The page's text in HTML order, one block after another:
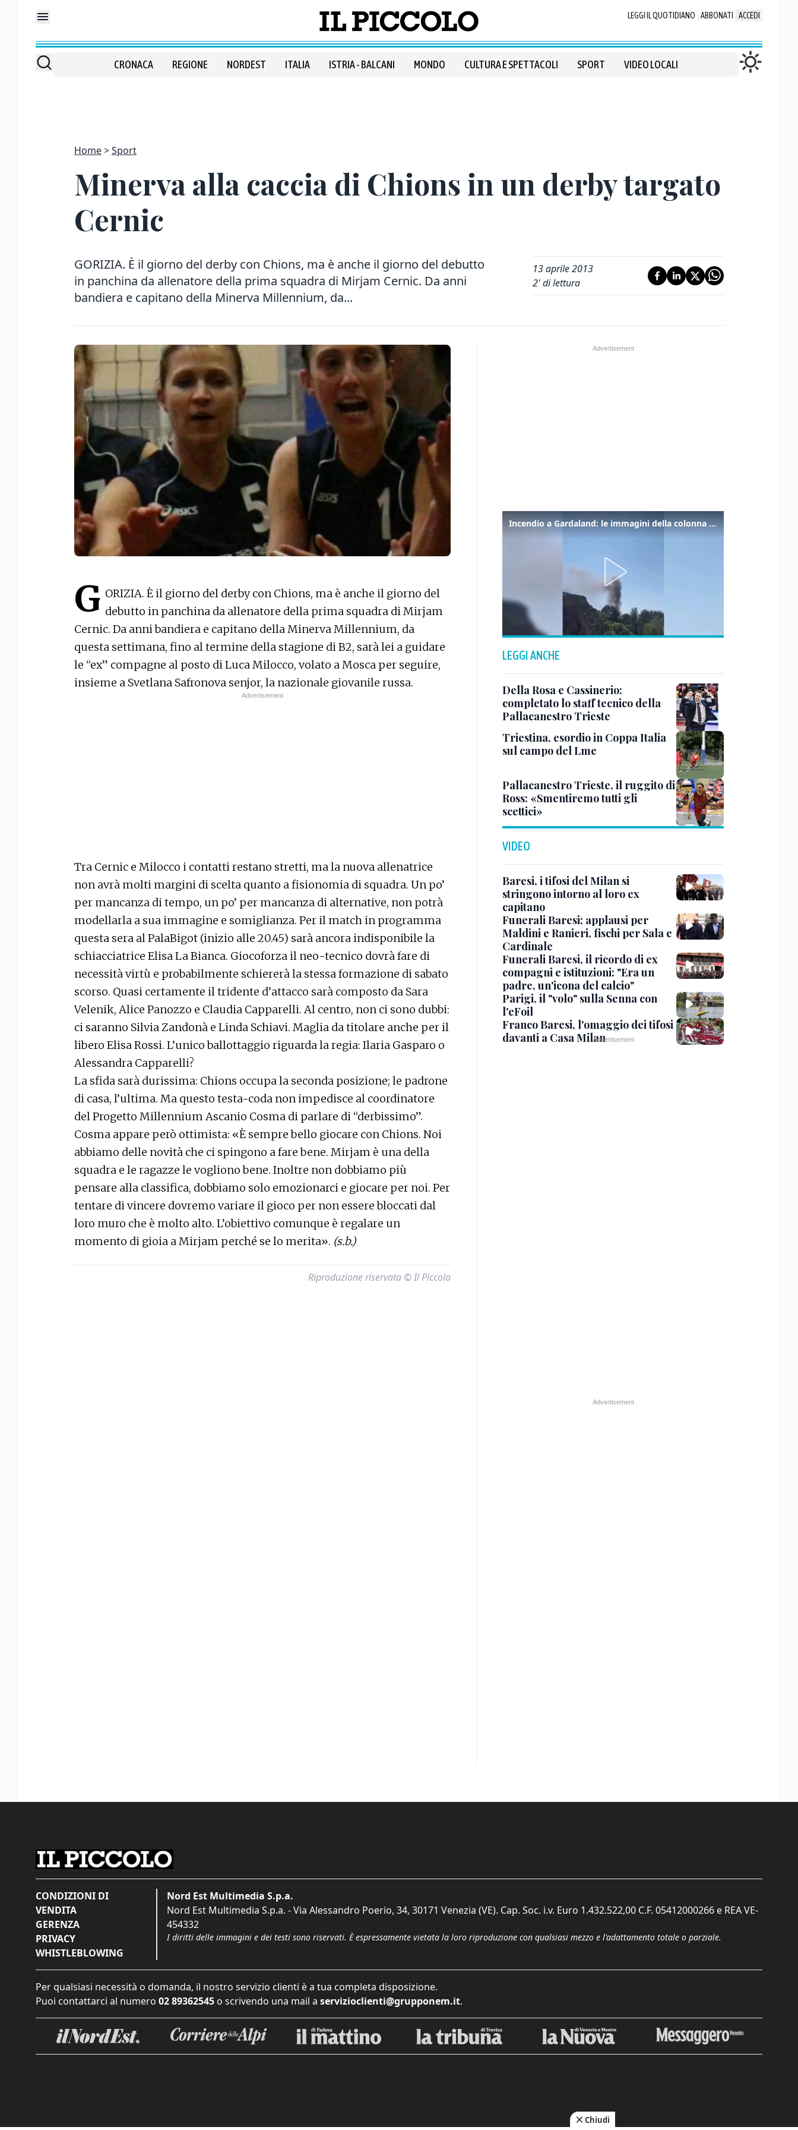
LEGGI IL QUOTIDIANO ABBONATI ACCEDI
CRONACA REGIONE NORDEST ITALIA ISTRIA - BALCANI MONDO CULTURA E SPETTACOLI SPORT VIDEO LOCALI
Home Sport
Minerva alla caccia di Chions in un derby targato
Cernic
GORIZIA. È il giorno del derby con Chions, ma è anche il giorno del debutto
in panchina da allenatore della prima squadra di Mirjam Cernic. Da anni
bandiera e capitano della Minerva Millennium, da...
13 aprile 2013
2' di lettura
G ORIZIA. È il giorno del derby con Chions, ma è anche il giorno del
debutto in panchina da allenatore della prima squadra di Mirjam
Cernic. Da anni bandiera e capitano della Minerva Millennium, da
questa settimana, fino al termine della stagione di B2, sarà lei a guidare
le “ex” compagne al posto di Luca Milocco, volato a Mosca per seguire,
insieme a Svetlana Safronova senjor, la nazionale giovanile russa.
Tra Cernic e Milocco i contatti restano stretti, ma la nuova allenatrice
non avrà molti margini di scelta quanto a fisionomia di squadra. Un po’
per mancanza di tempo, un po’ per mancanza di alternative, non potrà
modellarla a sua immagine e somiglianza. Per il match in programma
questa sera al PalaBigot (inizio alle 20.45) sarà ancora indisponibile la
schiacciatrice Elisa La Bianca. Giocoforza il neo-tecnico dovrà fare di
necessità virtù e probabilmente schiererà la stessa formazione di sabato
scorso. Quasi certamente il tridente d’attacco sarà composto da Sara
Velenik, Alice Panozzo e Claudia Capparelli. Al centro, non ci sono dubbi:
ci saranno Silvia Zandonà e Linda Schiavi. Maglia da titolare anche per il
libero Elisa Rossi. L’unico ballottaggio riguarda la regia: Ilaria Gasparo o
Alessandra Capparelli?
La sfida sarà durissima: Chions occupa la seconda posizione; le padrone
di casa, l’ultima. Ma questo testa-coda non impedisce al coordinatore
del Progetto Millennium Ascanio Cosma di parlare di “derbissimo”.
Cosma appare però ottimista: «È sempre bello giocare con Chions. Noi
abbiamo delle novità che ci spingono a fare bene. Mirjam è una della
squadra e le ragazze le vogliono bene. Inoltre non dobbiamo più
pensare alla classifica, dobbiamo solo emozionarci e giocare per noi. Per
tentare di vincere dovremo variare il gioco per non essere bloccati dal
loro muro che è molto alto. L’obiettivo comunque è regalare un
momento di gioia a Mirjam perché se lo merita». (s.b.)
Riproduzione riservata © Il Piccolo
Incendio a Gardaland: le immagini della colonna di fumo
LEGGI ANCHE
Della Rosa e Cassinerio:
completato lo staff tecnico della
Pallacanestro Trieste
Triestina, esordio in Coppa Italia
sul campo del Lme
Pallacanestro Trieste, il ruggito di
Ross: «Smentiremo tutti gli
scettici»
VIDEO
Baresi, i tifosi del Milan si
stringono intorno al loro ex
capitano
Funerali Baresi: applausi per
Maldini e Ranieri, fischi per Sala e
Cardinale
Funerali Baresi, il ricordo di ex
compagni e istituzioni: "Era un
padre, un'icona del calcio"
Parigi, il "volo" sulla Senna con
l'eFoil
Franco Baresi, l'omaggio dei tifosi
davanti a Casa Milan
CONDIZIONI DI
VENDITA
GERENZA
PRIVACY
WHISTLEBLOWING
Nord Est Multimedia S.p.a.
Nord Est Multimedia S.p.a. - Via Alessandro Poerio, 34, 30171 Venezia (VE). Cap. Soc. i.v. Euro 1.432.522,00 C.F. 05412000266 e REA VE-
454332
I diritti delle immagini e dei testi sono riservati. È espressamente vietata la loro riproduzione con qualsiasi mezzo e l'adattamento totale o parziale.
Per qualsiasi necessità o domanda, il nostro servizio clienti è a tua completa disposizione.
Puoi contattarci al numero 02 89362545 o scrivendo una mail a servizioclienti@grupponem.it.
Chiudi